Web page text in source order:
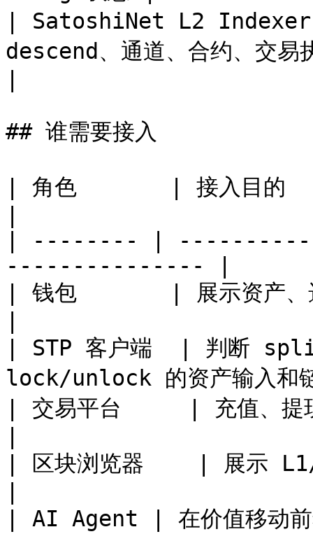
| SatoshiNet L2 Indexer
descend、通道、合约、交易
## 谁需要接入
| 角色       | 接入目的
| -------- |
--------------- |
| 钱包       | 展示资产、选
| STP 客户端  | 判断
lock/unlock 的资产输入和
| 交易平台     | 充值、提现
| 区块浏览器    | 展示 L1/
| AI Agent | 在价值移动前